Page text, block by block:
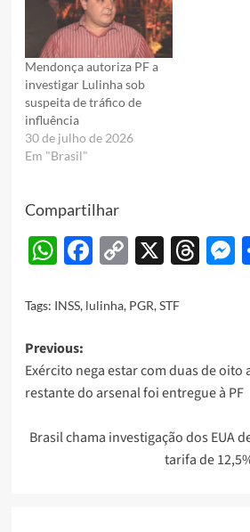
Mendonça autoriza PF a
investigar Lulinha sob
suspeita de tráfico de
influência
30 de julho de 2026
Em "Brasil"
Compartilhar
WhatsApp
Facebook
Copy
X
Tags: INSS, lulinha, PGR,STF
Post
navigation
Previous:
Exército nega estar com duas de oito
restante do arsenal foi entregue à PF
Brasil chama investigação dos EUA
tarifa de